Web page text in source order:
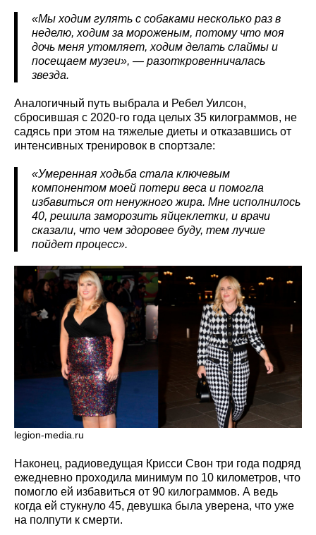
«Мы ходим гулять с собаками несколько раз в
неделю, ходим за мороженым, потому что моя
дочь меня утомляет, ходим делать слаймы и
посещаем музеи», — разоткровенничалась
звезда.
Аналогичный путь выбрала и Ребел Уилсон,
сбросившая с 2020-го года целых 35 килограммов, не
садясь при этом на тяжелые диеты и отказавшись от
интенсивных тренировок в спортзале:
«Умеренная ходьба стала ключевым
компонентом моей потери веса и помогла
избавиться от ненужного жира. Мне исполнилось
40, решила заморозить яйцеклетки, и врачи
сказали, что чем здоровее буду, тем лучше
пойдет процесс».
legion-media.ru
Наконец, радиоведущая Крисси Свон три года подряд
ежедневно проходила минимум по 10 километров, что
помогло ей избавиться от 90 килограммов. А ведь
когда ей стукнуло 45, девушка была уверена, что уже
на полпути к смерти.